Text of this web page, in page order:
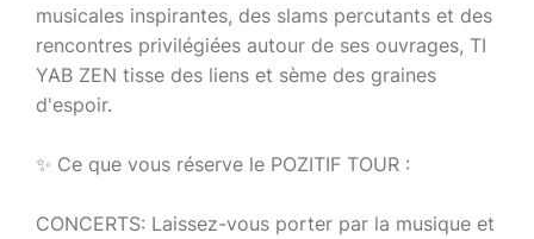
musicales inspirantes, des slams percutants et des
rencontres privilégiées autour de ses ouvrages, TI
YAB ZEN tisse des liens et sème des graines
d'espoir.
✨ Ce que vous réserve le POZITIF TOUR :
CONCERTS: Laissez-vous porter par la musique et